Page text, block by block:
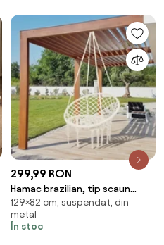
299,99 RON
Hamac brazilian, tip scaun
Avenberg JAMAICA
129×82 cm, suspendat, din
metal
În stoc